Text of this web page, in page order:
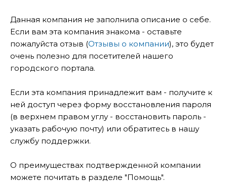
Данная компания не заполнила описание о себе.
Если вам эта компания знакома - оставьте
пожалуйста отзыв (Отзывы о компании), это будет
очень полезно для посетителей нашего
городского портала.
Если эта компания принадлежит вам - получите к
ней доступ через форму восстановления пароля
(в верхнем правом углу - восстановить пароль -
указать рабочую почту) или обратитесь в нашу
службу поддержки.
О преимуществах подтвержденной компании
можете почитать в разделе "Помощь".